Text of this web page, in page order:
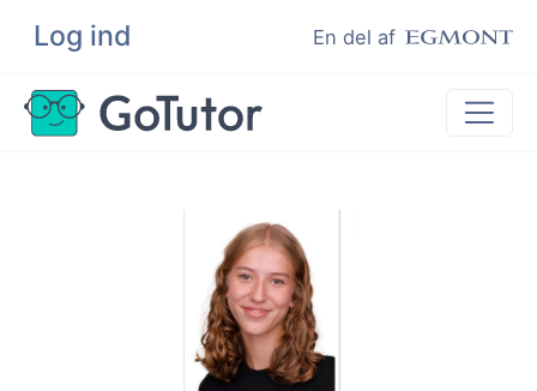
Log ind En del af
Søg
Hjælp til ordblinde
Kundeudtalelser